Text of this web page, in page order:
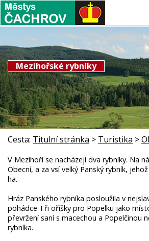
Mezihořské rybníky
Cesta: Titulní stránka > Turistika >
V Mezihoří se nacházejí dva rybníky. Na
Obecní, a za vsí velký Panský rybník,
ha.
Hráz Panského rybníka posloužila v
pohádce Tři oříšky pro Popelku jako
převržení saní s macechou a Popelčinou
rybníka.